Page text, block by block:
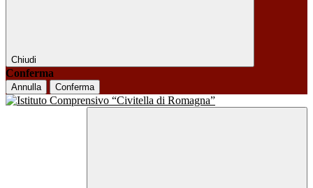
Chiudi
Conferma
Annulla Conferma